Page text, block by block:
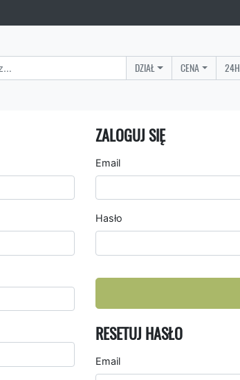
DZIAŁ CENA
ZALOGUJ SIĘ
Email
Hasło
RESETUJ HASŁO
Email